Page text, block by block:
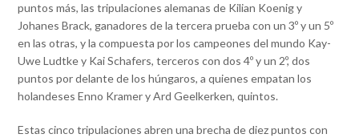
puntos más, las tripulaciones alemanas de Kilian Koenig y
Johanes Brack, ganadores de la tercera prueba con un 3º y un 5º
en las otras, y la compuesta por los campeones del mundo Kay-
Uwe Ludtke y Kai Schafers, terceros con dos 4º y un 2º, dos
puntos por delante de los húngaros, a quienes empatan los
holandeses Enno Kramer y Ard Geelkerken, quintos.
Estas cinco tripulaciones abren una brecha de diez puntos con